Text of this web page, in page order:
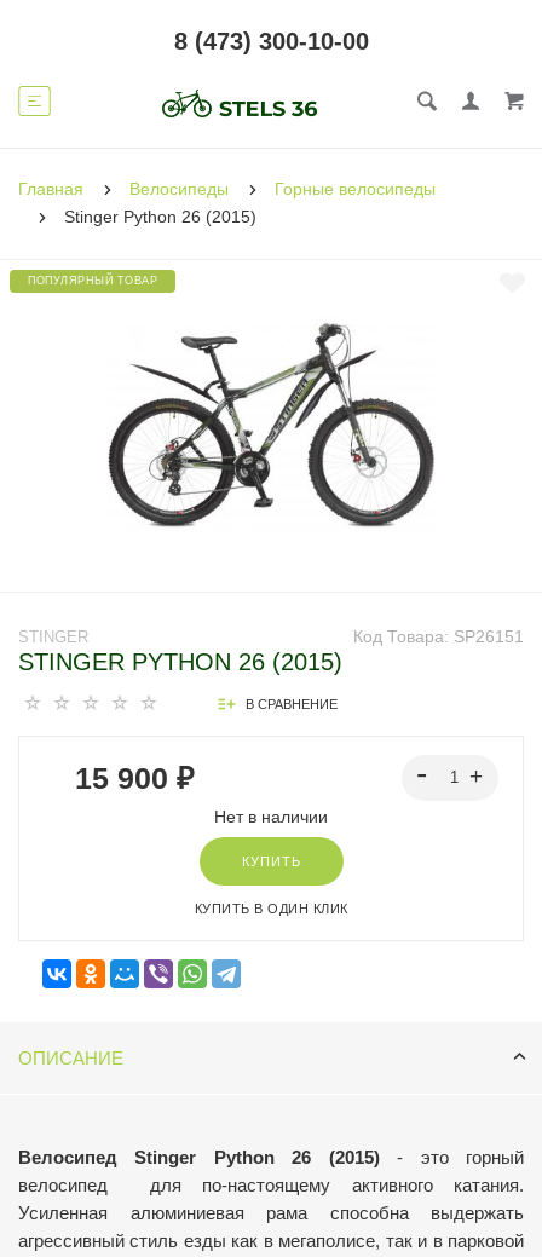
8 (473) 300-10-00
Главная Велосипеды
Горные велосипеды
Stinger Python 26 (2015)
ПОПУЛЯРНЫЙ ТОВАР
Код Товара: SP26151
STINGER
STINGER PYTHON 26 (2015)
В СРАВНЕНИЕ
15 900 ₽
Нет в наличии
КУПИТЬ
КУПИТЬ В ОДИН КЛИК
ОПИСАНИЕ
Велосипед Stinger Python 26 (2015)- это горный
велосипед для по-настоящему активного катания.
Усиленная алюминиевая рама способна выдержать
агрессивный стиль езды как в мегаполисе, так и в парковой